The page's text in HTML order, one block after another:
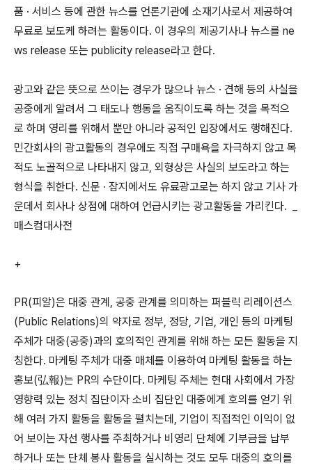
품 · 서비스 등에 관한 뉴스를 언론기관에 소재기사로서 제공하여
무료로 보도케 하려는 활동이다. 이 경우의 제공기사나 뉴스를 ne
ws release 또는 publicity release라고 한다.
광고와 같은 뜻으로 쓰이는 경우가 많으나 뉴스 · 견해 등의 사실을
공중에게 알려서 그 태도나 행동을 움직이도록 하는 것을 목적으
로 하며 영리를 위해서 뿐만 아니라 공적인 입장에서도 행해진다.
민간회사의 광고활동의 경우에도 직접 구매욕을 자극하지 않고 목
적도 노골적으로 나타내지 않고, 외형상은 사실의 보도라고 하는
형식을 취한다. 신문 · 잡지에서도 유료광고로는 하지 않고 기사 가
운데서 회사나 상점에 대하여 언급시키는 광고활동을 가리킨다. _
매스컴대사전
+
PR(피알)은 대중 관계, 공중 관계를 의미하는 퍼블릭 리레이션스
(Public Relations)의 약자로 정부, 정당, 기업, 개인 등의 마케팅
주체가 대중(공중)과의 호의적인 관계를 위해 하는 모든 활동을 지
칭한다. 마케팅 주체가 대중 매체를 이용하여 마케팅 활동을 하는
홍보(弘報)는 PR의 수단이다. 마케팅 주체는 현대 사회에서 가장
영향력 있는 정치 집단이자 소비 집단인 대중에게 호의를 얻기 위
해 여러 가지 활동을 활동을 펼치는데, 기업이 직접적인 이익이 없
어 보이는 자선 행사를 주최하거나 비영리 단체에 기부금을 납부
하거나 또는 단체 봉사 활동을 실시하는 것도 모두 대중의 호의를